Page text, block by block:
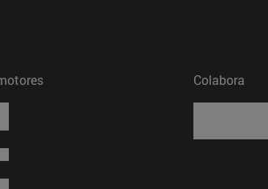
ventana)
Colabora